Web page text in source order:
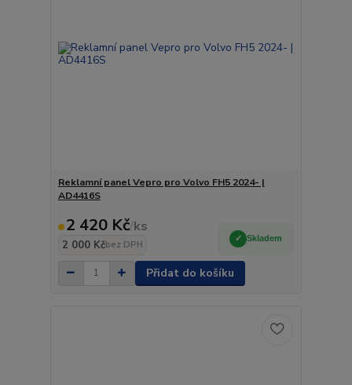
Reklamní panel Vepro pro Volvo FH5 2024- |
AD4416S
2 420 Kč/ks
2 000 Kčbez DPH
Skladem
Přidat do košíku